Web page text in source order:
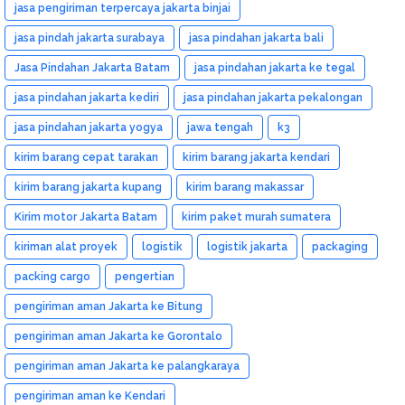
jasa pengiriman terpercaya jakarta binjai
jasa pindah jakarta surabaya jasa pindahan jakarta bali
Jasa Pindahan Jakarta Batam jasa pindahan jakarta ke tegal
jasa pindahan jakarta kediri jasa pindahan jakarta pekalongan
jasa pindahan jakarta yogya jawa tengah k3
kirim barang cepat tarakan kirim barang jakarta kendari
kirim barang jakarta kupang kirim barang makassar
Kirim motor Jakarta Batam kirim paket murah sumatera
kiriman alat proyek logistik logistik jakarta packaging
packing cargo pengertian
pengiriman aman Jakarta ke Bitung
pengiriman aman Jakarta ke Gorontalo
pengiriman aman Jakarta ke palangkaraya
pengiriman aman ke Kendari